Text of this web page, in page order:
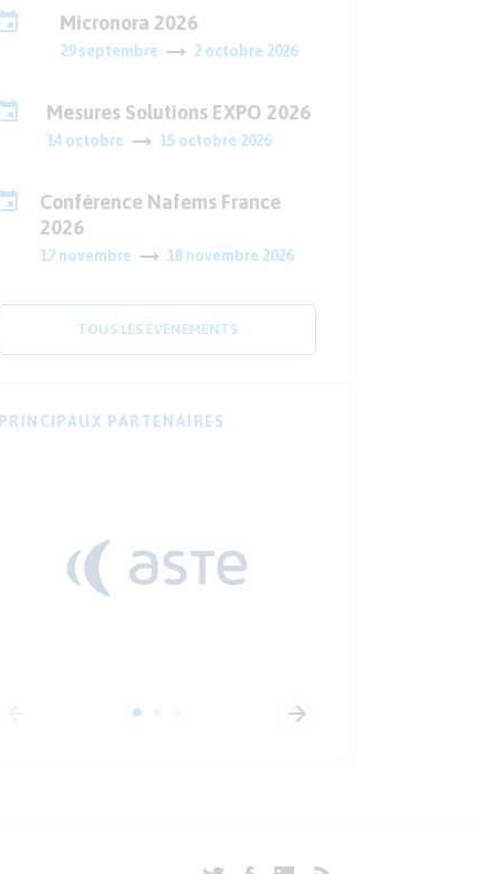
Micronora 2026
29 septembre 2 octobre 2026
Mesures Solutions EXPO 2026
14 octobre 15 octobre 2026
Conférence Nafems France
2026
17 novembre 18 novembre 2026
TOUS LES ÉVÈNEMENTS
PRINCIPAUX PARTENAIRES